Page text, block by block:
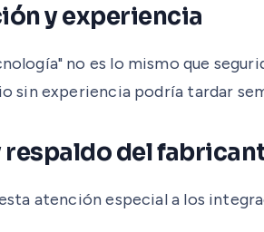
y experiencia
no es lo mismo que
sin experiencia podría tardar
respaldo del
atención especial a los